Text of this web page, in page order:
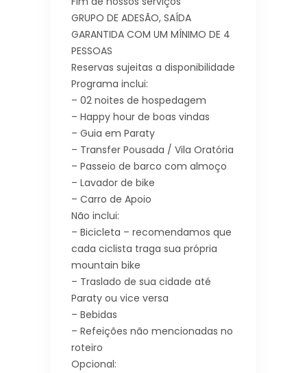
GRUPO DE ADESÃO, SAÍDA
GARANTIDA COM UM MÍNIMO DE 4
PESSOAS
Reservas sujeitas a disponibilidade
Programa inclui:
– 02 noites de hospedagem
– Happy hour de boas vindas
– Guia em Paraty
– Transfer Pousada / Vila Oratória
– Passeio de barco com almoço
– Lavador de bike
– Carro de Apoio
Não inclui:
– Bicicleta – recomendamos que
cada ciclista traga sua própria
mountain bike
– Traslado de sua cidade até
Paraty ou vice versa
– Bebidas
– Refeições não mencionadas no
roteiro
Opcional: